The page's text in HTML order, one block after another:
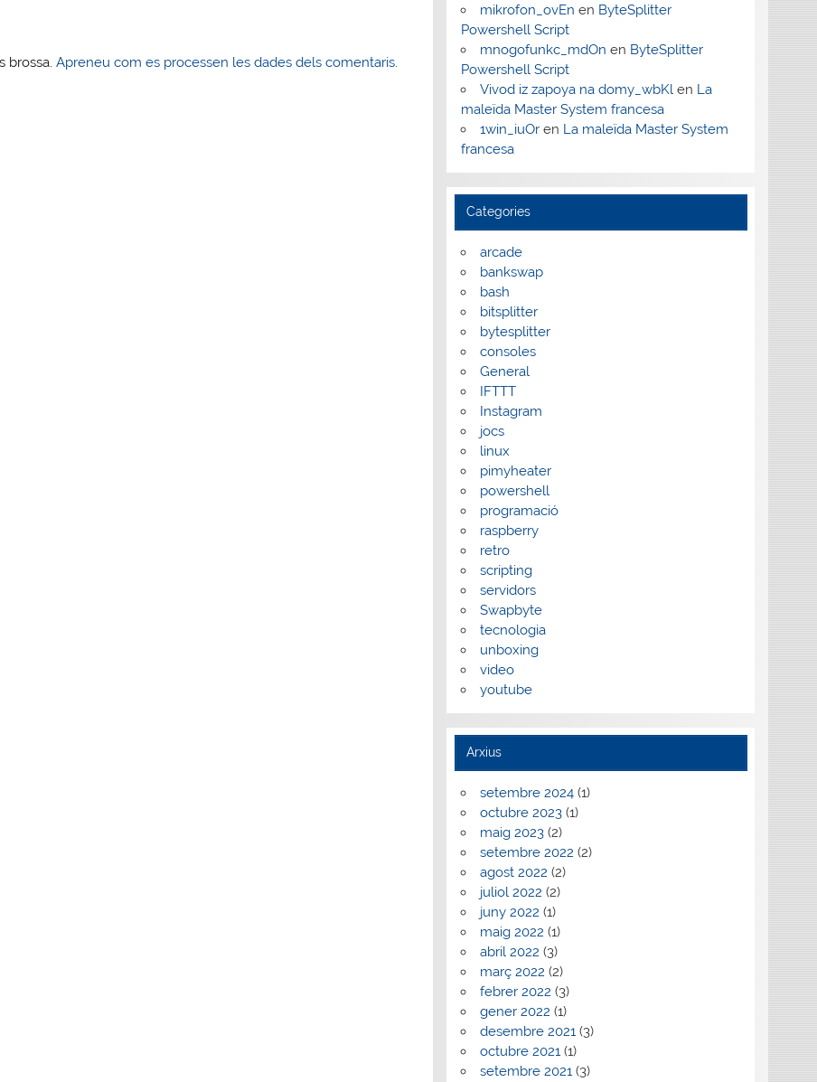
brossa.Apreneu com es processen les dades dels comentaris
mikrofon_ovEn en ByteSplitter
Powershell Script
mnogofunkc_mdOn en ByteSplitter
Powershell Script
Vivod iz zapoya na domy_wbKlen La
maleïda Master System francesa
1win_iuOren La maleïda Master System
francesa
Categories
arcade
bankswap
bash
bitsplitter
bytesplitter
consoles
General
IFTTT
Instagram
jocs
linux
pimyheater
powershell
programació
raspberry
retro
scripting
servidors
Swapbyte
tecnologia
unboxing
video
youtube
Arxius
setembre 2024(1)
octubre 2023(1)
maig 2023(2)
setembre 2022 (2)
agost 2022 (2)
juliol 2022 (2)
juny 2022 (1)
maig 2022 (1)
abril 2022 (3)
març 2022 (2)
febrer 2022 (3)
gener 2022 (1)
desembre 2021(3)
octubre 2021(1)
setembre 2021(3)